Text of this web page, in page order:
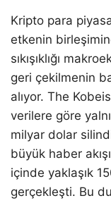
Kripto para
etkenin
sıkışıklığı
geri çekilmenin
alıyor. The
verilere göre
milyar dolar
büyük haber
içinde yaklaşık
gerçekleşti. Bu